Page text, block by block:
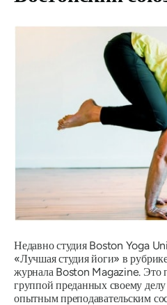
Недавно студия Boston Yoga
«Лучшая студия йоги» в
журнала Boston Magazine. Это
группой преданных своему
опытным преподавательским